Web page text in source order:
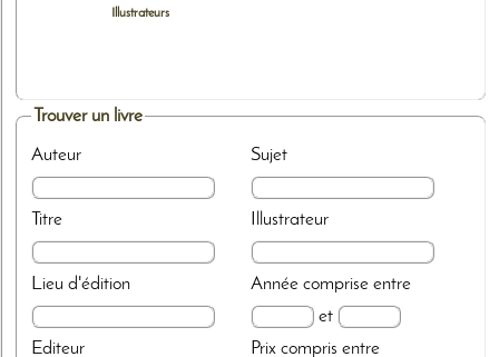
Illustrateurs
Trouver un livre
Auteur
Titre
Lieu d'édition
Editeur
Sujet
Illustrateur
Annéecomprise entre
et
Prixcompris entre